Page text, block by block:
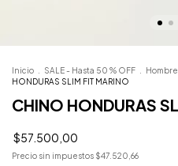
Inicio SALE - Hasta 50 % OFF Hombre
HONDURAS SLIM FIT MARINO
CHINO HONDURAS
$57.500,00
Precio sin impuestos $47.520,66